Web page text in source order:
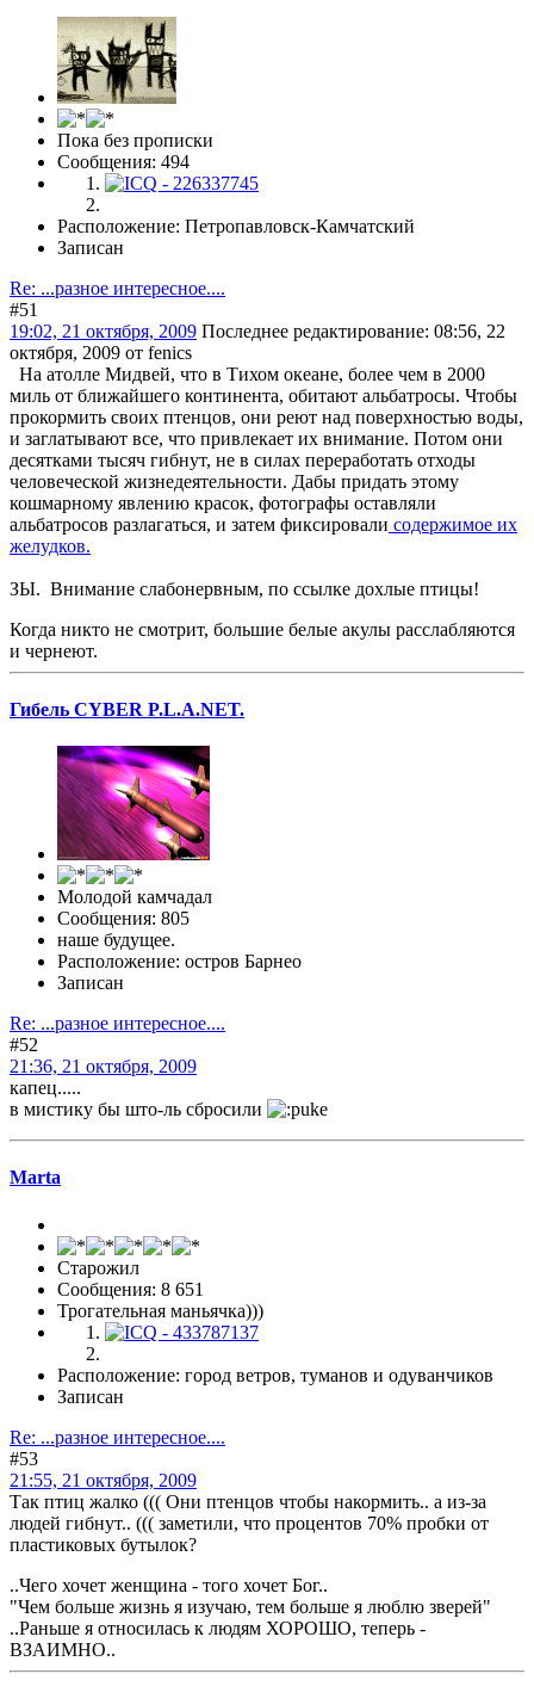
Пока без прописки
Сообщения: 494
Расположение: Петропавловск-Камчатский
Записан
Re: ...разное интересное....
#51
19:02, 21 октября, 2009 Последнее редактирование: 08:56, 22
октября, 2009 от fenics
На атолле Мидвей, что в Тихом океане, более чем в 2000
миль от ближайшего континента, обитают альбатросы. Чтобы
прокормить своих птенцов, они реют над поверхностью воды,
и заглатывают все, что привлекает их внимание. Потом они
десятками тысяч гибнут, не в силах переработать отходы
человеческой жизнедеятельности. Дабы придать этому
кошмарному явлению красок, фотографы оставляли
альбатросов разлагаться, и затем фиксировали содержимое их
желудков.
ЗЫ. Внимание слабонервным, по ссылке дохлые птицы!
Когда никто не смотрит, большие белые акулы расслабляются
и чернеют.
Гибель CYBER P.L.A.NET.
Молодой камчадал
Сообщения: 805
наше будущее.
Расположение: остров Барнео
Записан
Re: ...разное интересное....
#52
21:36, 21 октября, 2009
капец.....
в мистику бы што-ль сбросили
Marta
Старожил
Сообщения: 8 651
Трогательная маньячка)))
Расположение: город ветров, туманов и одуванчиков
Записан
Re: ...разное интересное....
#53
21:55, 21 октября, 2009
Так птиц жалко ((( Они птенцов чтобы накормить.. а из-за
людей гибнут.. ((( заметили, что процентов 70% пробки от
пластиковых бутылок?
..Чего хочет женщина - того хочет Бог..
"Чем больше жизнь я изучаю, тем больше я люблю зверей"
..Раньше я относилась к людям ХОРОШО, теперь -
ВЗАИМНО..